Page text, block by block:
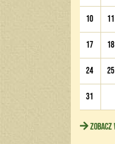
10 11
17 18
24 25
31